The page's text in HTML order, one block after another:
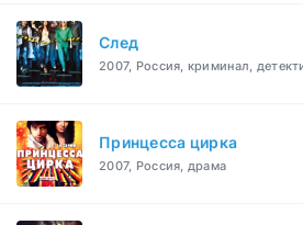
След
2007, Россия, криминал,
Принцесса цирка
2007, Россия, драма